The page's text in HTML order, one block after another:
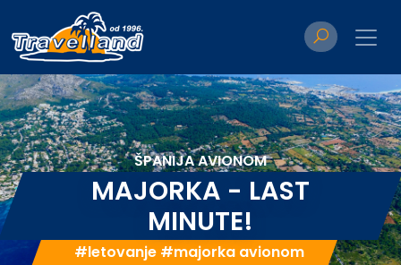
ŠPANIJA AVIONOM
MAJORKA - LAST
MINUTE!
#letovanje #majorka avionom